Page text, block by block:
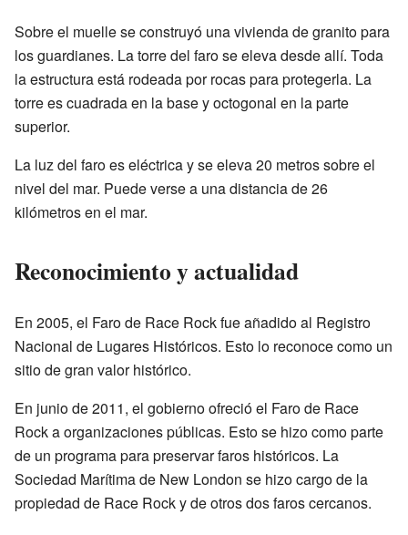
Sobre el muelle se construyó una vivienda de granito para
los guardianes. La torre del faro se eleva desde allí. Toda
la estructura está rodeada por rocas para protegerla. La
torre es cuadrada en la base y octogonal en la parte
superior.
La luz del faro es eléctrica y se eleva 20 metros sobre el
nivel del mar. Puede verse a una distancia de 26
kilómetros en el mar.
Reconocimiento y actualidad
En 2005, el Faro de Race Rock fue añadido al Registro
Nacional de Lugares Históricos. Esto lo reconoce como un
sitio de gran valor histórico.
En junio de 2011, el gobierno ofreció el Faro de Race
Rock a organizaciones públicas. Esto se hizo como parte
de un programa para preservar faros históricos. La
Sociedad Marítima de New London se hizo cargo de la
propiedad de Race Rock y de otros dos faros cercanos.